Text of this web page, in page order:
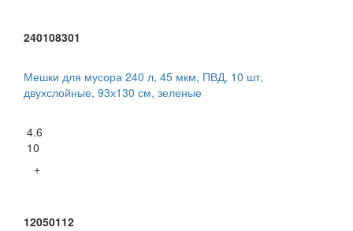
240108301
Мешки для мусора 240 л, 45 мкм, ПВД, 10 шт,
двухслойные, 93х130 см, зеленые
4.6
10
+
12050112